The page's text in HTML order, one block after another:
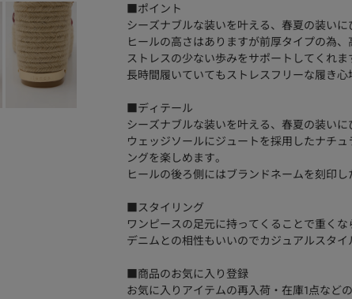
■ポイント
シーズナブルな装いを叶える、春夏の装いに
ヒールの高さはありますが前厚タイプの為
ストレスの少ない歩みをサポートしてくれま
長時間履いていてもストレスフリーな履き心
■ディテール
シーズナブルな装いを叶える、春夏の装いに
ウェッジソールにジュートを採用したナチ
ングを楽しめます。
ヒールの後ろ側にはブランドネームを刻印
■スタイリング
ワンピースの足元に持ってくることで重くな
デニムとの相性もいいのでカジュアルスタイ
■商品のお気に入り登録
お気に入りアイテムの再入荷・在庫1点など